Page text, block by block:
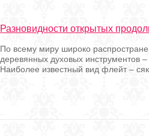
Разновидности открытых
По всему миру широко
деревянных духовых инструментов
Наиболее известный вид флейт –